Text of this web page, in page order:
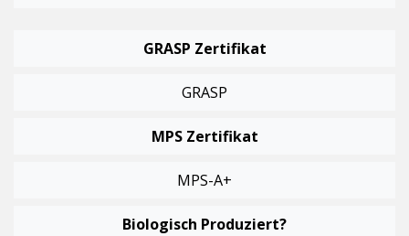
GRASP Zertifikat
GRASP
MPS Zertifikat
MPS-A+
Biologisch Produziert?